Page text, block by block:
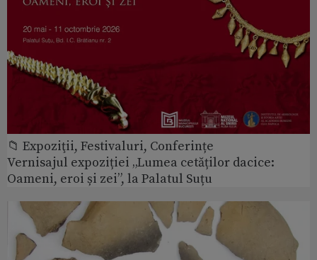
📁 Expoziţii, Festivaluri, Conferințe
Vernisajul expoziției „Lumea cetăților dacice:
Oameni, eroi și zei”, la Palatul Suțu